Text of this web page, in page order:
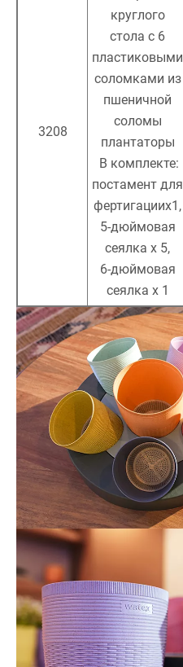
3208
круглого
стола с 6
пластиковыми
соломками из
пшеничной
соломы
плантаторы
В комплекте:
постамент для
фертигацииx1,
5-дюймовая
сеялка x 5,
6-дюймовая
сеялка х 1